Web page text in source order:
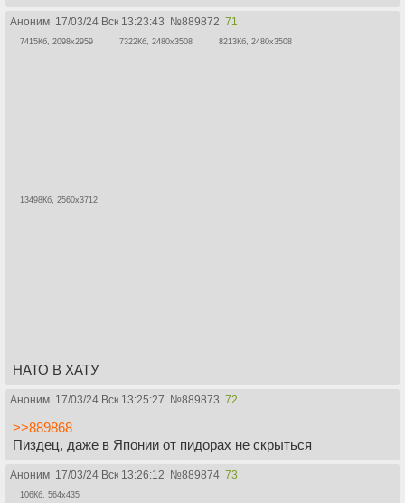
Аноним 17/03/24 Вск 13:23:43 №889872 71
7415Кб, 2098x2959 7322Кб, 2480x3508 8213Кб, 2480x3508
13498Кб, 2560x3712
НАТО В ХАТУ
Аноним 17/03/24 Вск 13:25:27 №889873 72
>>889868
Пиздец, даже в Японии от пидорах не скрыться
Аноним 17/03/24 Вск 13:26:12 №889874 73
106Кб, 564x435